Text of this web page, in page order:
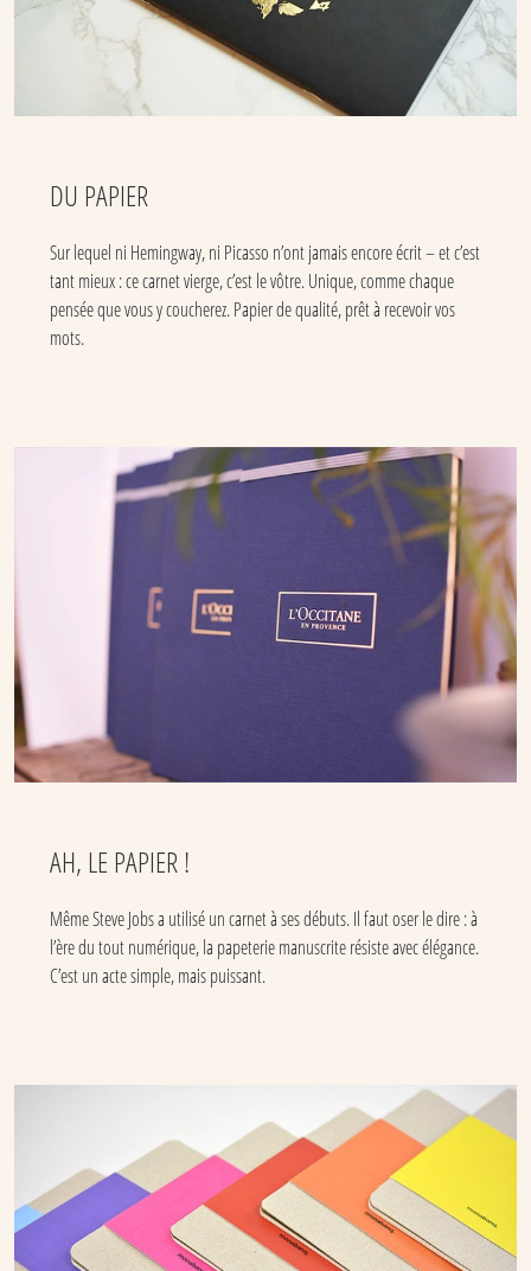
DU PAPIER
Sur lequel ni Hemingway, ni Picasso n’ont jamais encore écrit – et c’est
tant mieux : ce carnet vierge, c’est le vôtre. Unique, comme chaque
pensée que vous y coucherez. Papier de qualité, prêt à recevoir vos
mots.
AH, LE PAPIER !
Même Steve Jobs a utilisé un carnet à ses débuts. Il faut oser le dire : à
l’ère du tout numérique, la papeterie manuscrite résiste avec élégance.
C’est un acte simple, mais puissant.